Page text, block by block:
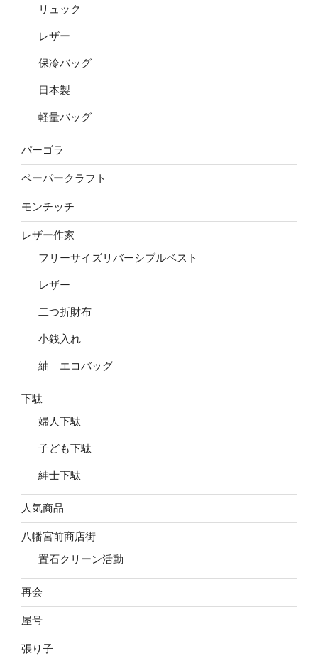
リュック
レザー
保冷バッグ
日本製
軽量バッグ
パーゴラ
ペーパークラフト
モンチッチ
レザー作家
フリーサイズリバーシブルベスト
レザー
二つ折財布
小銭入れ
紬 エコバッグ
下駄
婦人下駄
子ども下駄
紳士下駄
人気商品
八幡宮前商店街
置石クリーン活動
再会
屋号
張り子